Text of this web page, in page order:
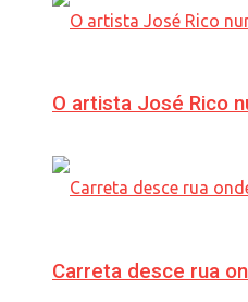
O artista José Rico
Carreta desce rua